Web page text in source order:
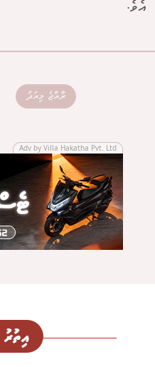
އެވެ.
ރާއްޖެ މިއަދު
Adv by Villa Hakatha Pvt. Ltd